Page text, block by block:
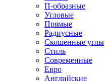
П-образные
Угловые
Прямые
Радиусные
Скошенные углы
Стиль
Современные
Евро
Английские